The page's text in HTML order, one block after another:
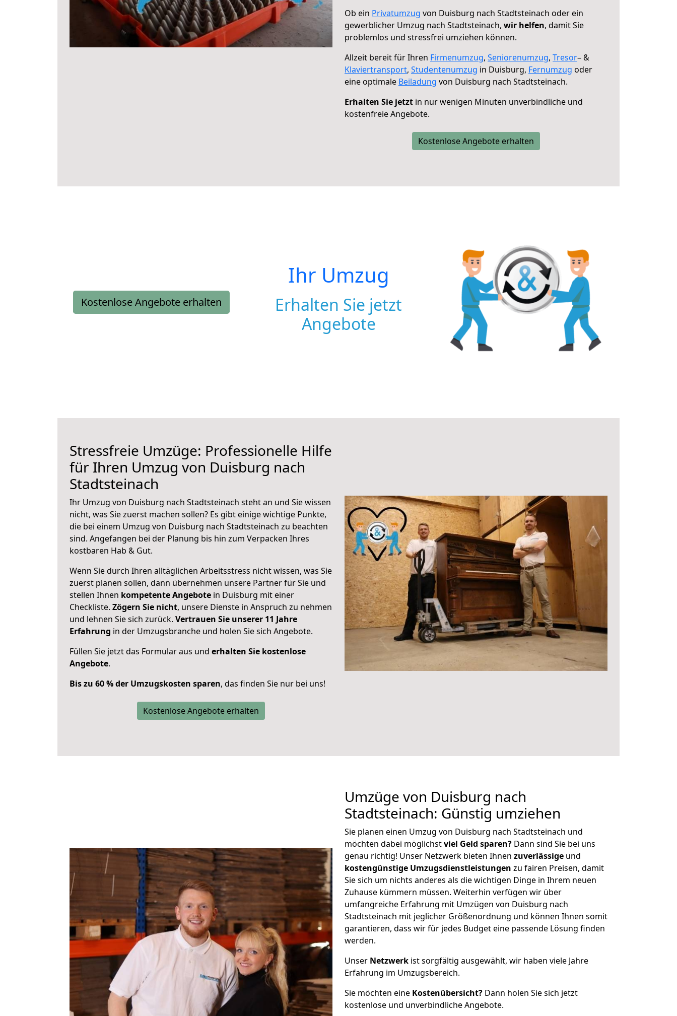
Ob ein Privatumzug von Duisburg nach Stadtsteinach oder ein
gewerblicher Umzug nach Stadtsteinach, wir helfen, damit Sie
problemlos und stressfrei umziehen können.
Allzeit bereit für Ihren Firmenumzug, Seniorenumzug, Tresor– &
Klaviertransport, Studentenumzug in Duisburg, Fernumzug oder
eine optimale Beiladung von Duisburg nach Stadtsteinach.
Erhalten Sie jetzt in nur wenigen Minuten unverbindliche und
kostenfreie Angebote.
Kostenlose Angebote erhalten
Kostenlose Angebote erhalten
Ihr Umzug
Erhalten Sie jetzt
Angebote
Stressfreie Umzüge: Professionelle Hilfe
für Ihren Umzug von Duisburg nach
Stadtsteinach
Ihr Umzug von Duisburg nach Stadtsteinach steht an und Sie wissen
nicht, was Sie zuerst machen sollen? Es gibt einige wichtige Punkte,
die bei einem Umzug von Duisburg nach Stadtsteinach zu beachten
sind. Angefangen bei der Planung bis hin zum Verpacken Ihres
kostbaren Hab & Gut.
Wenn Sie durch Ihren alltäglichen Arbeitsstress nicht wissen, was Sie
zuerst planen sollen, dann übernehmen unsere Partner für Sie und
stellen Ihnen kompetente Angebote in Duisburg mit einer
Checkliste. Zögern Sie nicht, unsere Dienste in Anspruch zu nehmen
und lehnen Sie sich zurück. Vertrauen Sie unserer 11 Jahre
Erfahrung in der Umzugsbranche und holen Sie sich Angebote.
Füllen Sie jetzt das Formular aus und erhalten Sie kostenlose
Angebote.
Bis zu 60 % der Umzugskosten sparen, das finden Sie nur bei uns!
Kostenlose Angebote erhalten
Umzüge von Duisburg nach
Stadtsteinach: Günstig umziehen
Sie planen einen Umzug von Duisburg nach Stadtsteinach und
möchten dabei möglichstviel Geld sparen? Dann sind Sie bei uns
genau richtig! Unser Netzwerk bieten Ihnen zuverlässige und
kostengünstige Umzugsdienstleistungen zu fairen Preisen, damit
Sie sich um nichts anderes als die wichtigen Dinge in Ihrem neuen
Zuhause kümmern müssen. Weiterhin verfügen wir über
umfangreiche Erfahrung mit Umzügen von Duisburg nach
Stadtsteinach mit jeglicher Größenordnung und können Ihnen somit
garantieren, dass wir für jedes Budget eine passende Lösung finden
werden.
Unser Netzwerk ist sorgfältig ausgewählt, wir haben viele Jahre
Erfahrung im Umzugsbereich.
Sie möchten eine Kostenübersicht? Dann holen Sie sich jetzt
kostenlose und unverbindliche Angebote.